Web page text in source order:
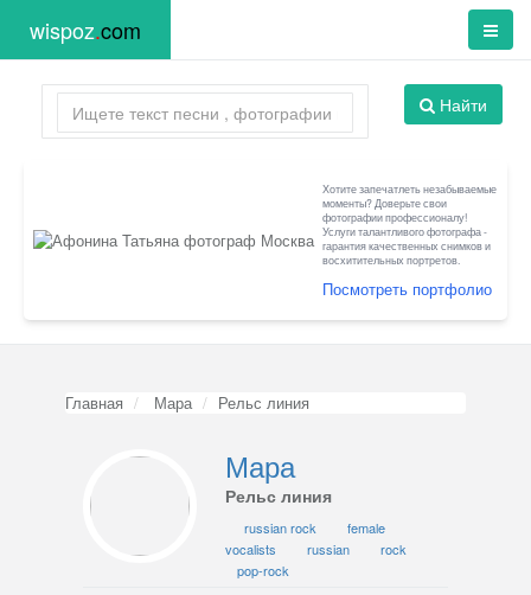
wispoz.com
Найти
Хотите запечатлеть незабываемые
моменты? Доверьте свои
фотографии профессионалу!
Услуги талантливого фотографа -
гарантия качественных снимков и
восхитительных портретов.
Посмотреть портфолио
Главная Мара Рельс линия
Мара
Рельс линия
russian rock
female
vocalists
russian
rock
pop-rock